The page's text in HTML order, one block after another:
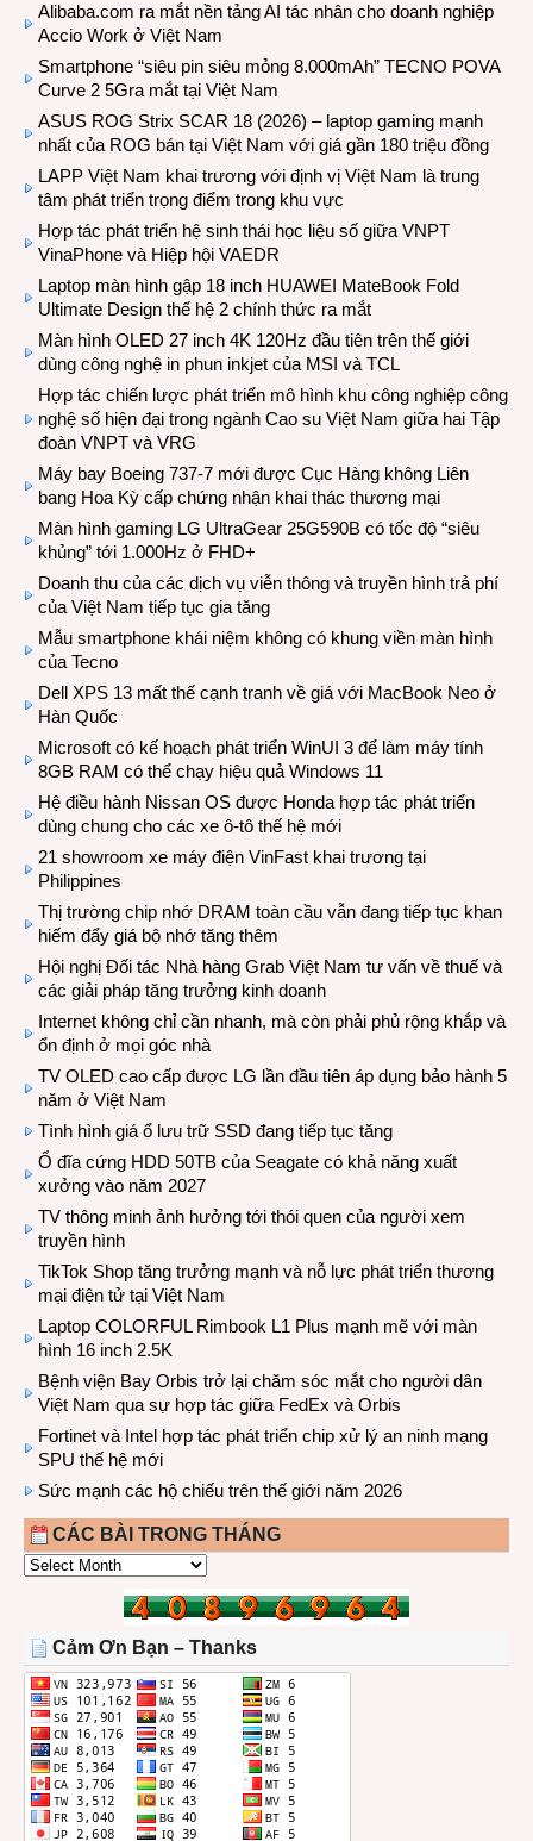
Alibaba.com ra mắt nền tảng AI tác nhân cho doanh nghiệp
Accio Work ở Việt Nam
Smartphone “siêu pin siêu mỏng 8.000mAh” TECNO POVA
Curve 2 5Gra mắt tại Việt Nam
ASUS ROG Strix SCAR 18 (2026) – laptop gaming mạnh
nhất của ROG bán tại Việt Nam với giá gần 180 triệu đồng
LAPP Việt Nam khai trương với định vị Việt Nam là trung
tâm phát triển trọng điểm trong khu vực
Hợp tác phát triển hệ sinh thái học liệu số giữa VNPT
VinaPhone và Hiệp hội VAEDR
Laptop màn hình gập 18 inch HUAWEI MateBook Fold
Ultimate Design thế hệ 2 chính thức ra mắt
Màn hình OLED 27 inch 4K 120Hz đầu tiên trên thế giới
dùng công nghệ in phun inkjet của MSI và TCL
Hợp tác chiến lược phát triển mô hình khu công nghiệp công
nghệ số hiện đại trong ngành Cao su Việt Nam giữa hai Tập
đoàn VNPT và VRG
Máy bay Boeing 737-7 mới được Cục Hàng không Liên
bang Hoa Kỳ cấp chứng nhận khai thác thương mại
Màn hình gaming LG UltraGear 25G590B có tốc độ “siêu
khủng” tới 1.000Hz ở FHD+
Doanh thu của các dịch vụ viễn thông và truyền hình trả phí
của Việt Nam tiếp tục gia tăng
Mẫu smartphone khái niệm không có khung viền màn hình
của Tecno
Dell XPS 13 mất thế cạnh tranh về giá với MacBook Neo ở
Hàn Quốc
Microsoft có kế hoạch phát triển WinUI 3 để làm máy tính
8GB RAM có thể chạy hiệu quả Windows 11
Hệ điều hành Nissan OS được Honda hợp tác phát triển
dùng chung cho các xe ô-tô thế hệ mới
21 showroom xe máy điện VinFast khai trương tại
Philippines
Thị trường chip nhớ DRAM toàn cầu vẫn đang tiếp tục khan
hiếm đẩy giá bộ nhớ tăng thêm
Hội nghị Đối tác Nhà hàng Grab Việt Nam tư vấn về thuế và
các giải pháp tăng trưởng kinh doanh
Internet không chỉ cần nhanh, mà còn phải phủ rộng khắp và
ổn định ở mọi góc nhà
TV OLED cao cấp được LG lần đầu tiên áp dụng bảo hành 5
năm ở Việt Nam
Tình hình giá ổ lưu trữ SSD đang tiếp tục tăng
Ổ đĩa cứng HDD 50TB của Seagate có khả năng xuất
xưởng vào năm 2027
TV thông minh ảnh hưởng tới thói quen của người xem
truyền hình
TikTok Shop tăng trưởng mạnh và nỗ lực phát triển thương
mại điện tử tại Việt Nam
Laptop COLORFUL Rimbook L1 Plus mạnh mẽ với màn
hình 16 inch 2.5K
Bệnh viện Bay Orbis trở lại chăm sóc mắt cho người dân
Việt Nam qua sự hợp tác giữa FedEx và Orbis
Fortinet và Intel hợp tác phát triển chip xử lý an ninh mạng
SPU thế hệ mới
Sức mạnh các hộ chiếu trên thế giới năm 2026
CÁC BÀI TRONG THÁNG
CÁC
THÁNG
Cảm Ơn Bạn – Thanks